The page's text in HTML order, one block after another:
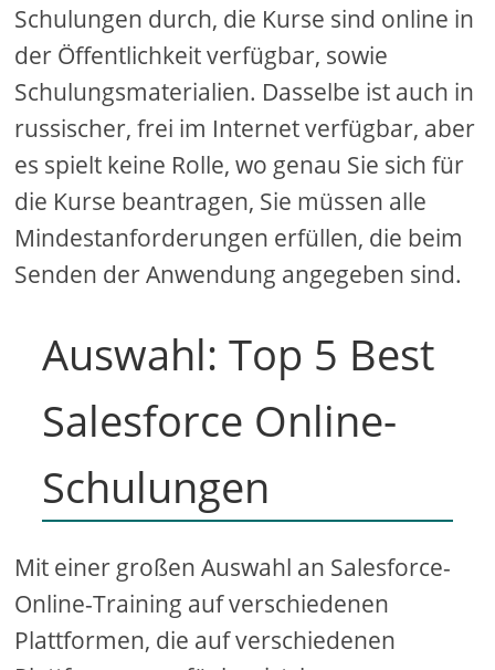
Schulungen durch, die Kurse sind online in
der Öffentlichkeit verfügbar, sowie
Schulungsmaterialien. Dasselbe ist auch in
russischer, frei im Internet verfügbar, aber
es spielt keine Rolle, wo genau Sie sich für
die Kurse beantragen, Sie müssen alle
Mindestanforderungen erfüllen, die beim
Senden der Anwendung angegeben sind.
Auswahl: Top 5 Best
Salesforce Online-
Schulungen
Mit einer großen Auswahl an Salesforce-
Online-Training auf verschiedenen
Plattformen, die auf verschiedenen